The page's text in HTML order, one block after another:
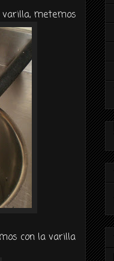
varilla, metemos
con la varilla